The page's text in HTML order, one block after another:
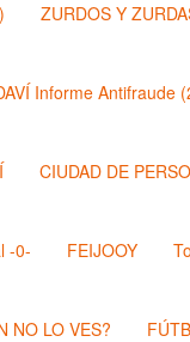
ZURDOS Y
Informe Antifraude
CIUDAD DE
-0- FEIJOOY
NO LO VES?